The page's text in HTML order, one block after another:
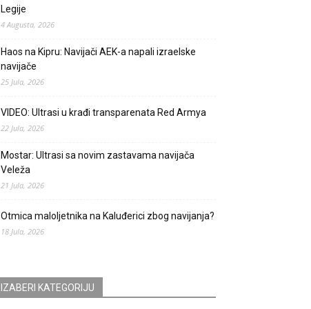
Legije
4 Augusta, 2026
Haos na Kipru: Navijači AEK-a napali izraelske
navijače
25 Jula, 2026
VIDEO: Ultrasi u krađi transparenata Red Armya
22 Jula, 2026
Mostar: Ultrasi sa novim zastavama navijača
Veleža
21 Jula, 2026
Otmica maloljetnika na Kaluđerici zbog navijanja?
18 Jula, 2026
IZABERI KATEGORIJU